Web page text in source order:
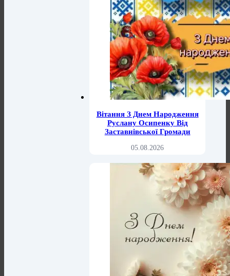
Вітання З Днем Народження
Руслану Осипенку Від
Заставнівської Громади
05.08.2026